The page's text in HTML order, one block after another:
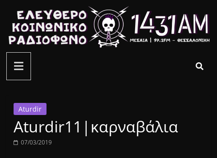
περιεχόμενο
ελεύθερο
κοινωνικό
ραδιόφωνο
1431AM
Aturdir
Aturdir11|καρναβάλια
07/03/2019